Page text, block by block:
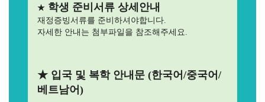
★ 학생 준비서류 상세안내
재정증빙서류를 준비하셔야합니다.
자세한 안내는 첨부파일을 참조해주세요.
★ 입국 및 복학 안내문 (한국어/중국어/
베트남어)